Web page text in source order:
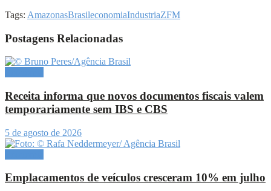
Tags: AmazonasBrasileconomiaIndustriaZFM
Postagens Relacionadas
Receita informa que novos documentos fiscais valem
temporariamente sem IBS e CBS
5 de agosto de 2026
Emplacamentos de veículos cresceram 10% em julho